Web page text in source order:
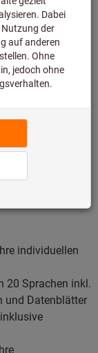
der
In der Regel
Sie
individuellen
20 Sprachen inkl.
und Datenblätter